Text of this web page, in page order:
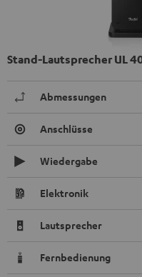
Stand-Lautsprecher UL
Abmessungen
Anschlüsse
Wiedergabe
Elektronik
Lautsprecher
Fernbedienung